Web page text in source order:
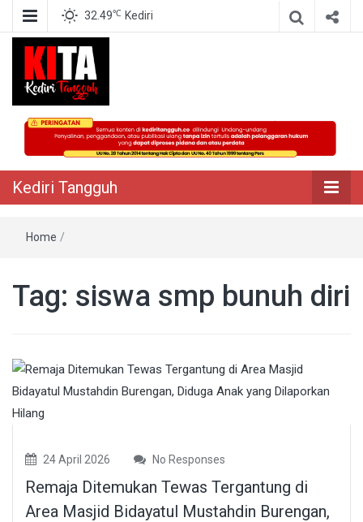
32.49℃ Kediri
Kediri Tangguh
Berita Akurat Terpercaya
Kediri Tangguh
Home /
Tag: siswa smp bunuh diri
24 April 2026 No Responses
Remaja Ditemukan Tewas Tergantung di
Area Masjid Bidayatul Mustahdin Burengan,